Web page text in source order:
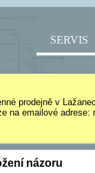
SERVIS
prodejně v
na emailové
názoru